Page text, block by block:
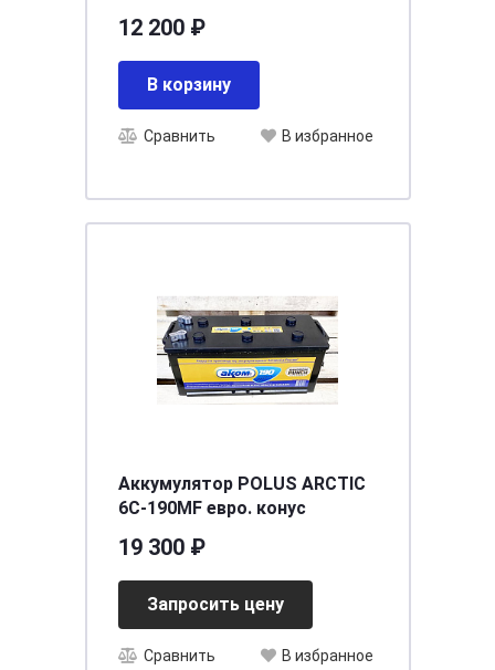
12 200 ₽
В корзину
Сравнить В избранное
Аккумулятор POLUS ARCTIC
6C-190MF евро. конус
19 300 ₽
Запросить цену
Сравнить В избранное